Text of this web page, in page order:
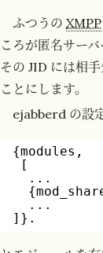
ふつうのXMPP
ころが匿名サー
その JID には相
ことにします。
ejabberd の設
{modules,
[
...
...
]}.